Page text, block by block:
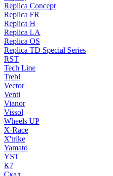
Replica Concept
Replica FR
Replica H
Replica LA
Replica OS
Replica TD Special Series
RST
Tech Line
Trebl
Vector
Venti
Vianor
Vissol
Wheels UP
X-Race
X'trike
Yamato
YST
К7
Скад